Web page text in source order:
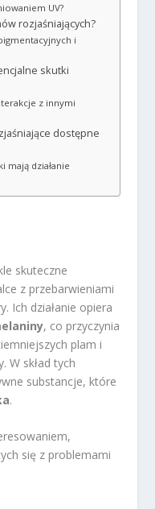
UV?
rozjaśniających?
i
skutki
z innymi
dostępne
mają działanie
skuteczne
z przebarwieniami
Ich działanie opiera
, co przyczynia
plam i
W skład tych
substancje, które
.
się z problemami